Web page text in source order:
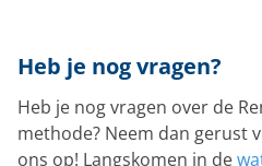
Heb je nog vragen?
Heb je nog vragen over de
methode? Neem dan gerust
ons op! Langskomen in de